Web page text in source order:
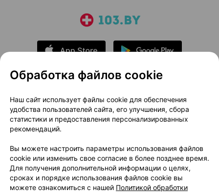
О проекте
Новости проекта
Размещение рекламы
Медицинский маркетинг
Публичный договор
Доставка
Способы оплаты
Вакансии
Партнеры
Написать руководителю 103.by
Написать в поддержку
Обработка файлов cookie
Наш сайт использует файлы cookie для обеспечения
удобства пользователей сайта, его улучшения, сбора
статистики и предоставления персонализированных
рекомендаций.
Вы можете настроить параметры использования файлов
cookie или изменить свое согласие в более позднее время.
Для получения дополнительной информации о целях,
сроках и порядке использования файлов cookie вы
можете ознакомиться с нашей Политикой обработки